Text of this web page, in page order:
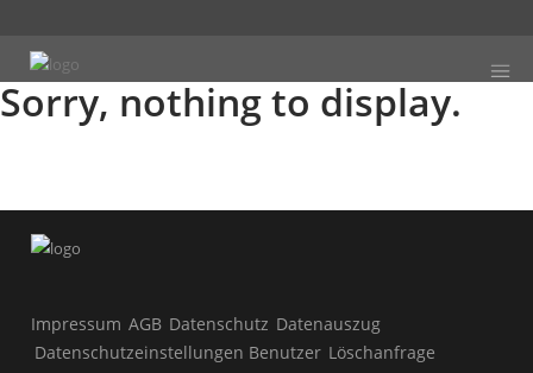
Sorry, nothing to display.
Impressum AGB Datenschutz Datenauszug
Datenschutzeinstellungen Benutzer Löschanfrage